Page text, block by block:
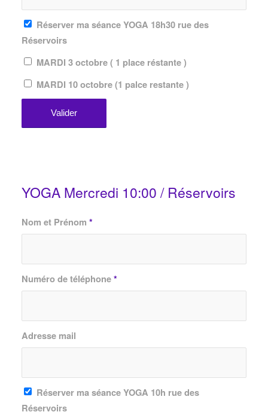
Réserver ma séance YOGA 18h30 rue des
Réservoirs
MARDI 3 octobre ( 1 place réstante )
MARDI 10 octobre (1 palce restante )
YOGA Mercredi 10:00 / Réservoirs
Nom et Prénom *
Numéro de téléphone*
Adresse mail
Réserver ma séance YOGA 10h rue des
Réservoirs